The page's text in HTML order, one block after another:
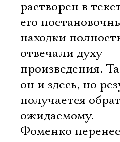
растворен в
его
находки
отвечали духу
произведения.
он и здесь, но
получается
ожидаемому.
Фоменко